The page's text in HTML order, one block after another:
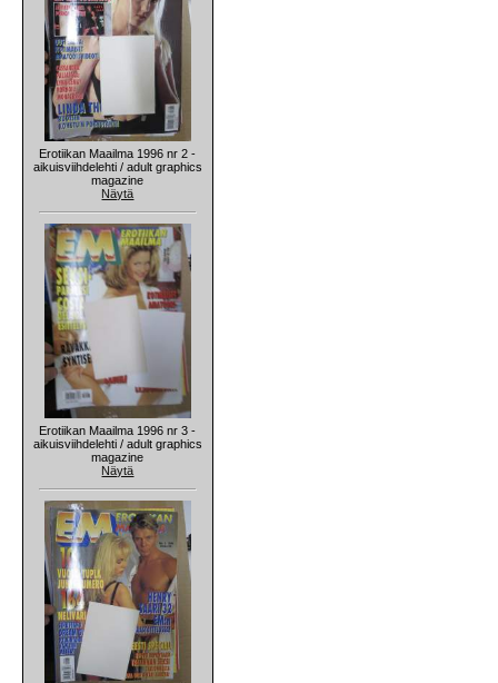
Erotiikan Maailma 1996 nr 2 -
aikuisviihdelehti / adult graphics
magazine
Näytä
Erotiikan Maailma 1996 nr 3 -
aikuisviihdelehti / adult graphics
magazine
Näytä